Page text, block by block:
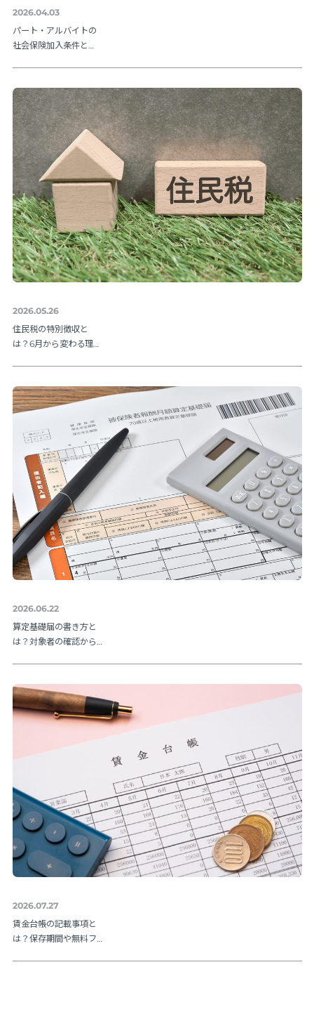
2026.04.03
パート・アルバイトの
社会保険加入条件と
説
2026.05.26
住民税の特別徴収と
は？6月から変わる理由
2026.06.22
算定基礎届の書き方と
は？対象者の確認から
版】
2026.07.27
賃金台帳の記載事項と
は？保存期間や無料フ